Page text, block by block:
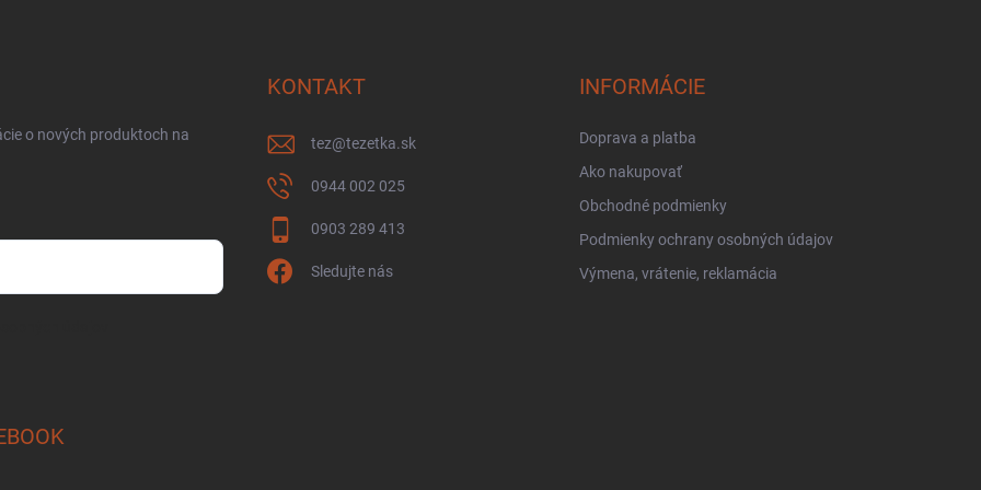
o nových produktoch na
KONTAKT
tez@tezetka.sk
0944 002 025
0903 289 413
Sledujte nás
INFORMÁCIE
Doprava a platba
Ako nakupovať
Obchodné podmienky
Podmienky ochrany osobných údajov
Výmena, vrátenie, reklamácia